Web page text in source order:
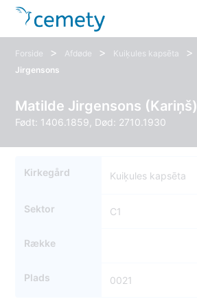
Forside > Afdøde > Kuiķules kapsēta >
Jirgensons
Matilde Jirgensons (Kariņš)
Født: 1406.1859, Død: 2710.1930
Kirkegård Kuiķules kapsēta
Sektor C1
Række
Plads 0021